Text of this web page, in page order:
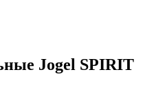
Jogel SPIRIT